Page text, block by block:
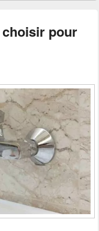
pour